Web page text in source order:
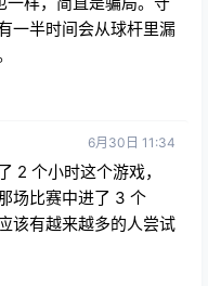
的胸口。总的来说，有
还可以做得更好。以
在地很容易，现在就有
6月18日 23:29
比赛场地会很大，感觉
我错了，场地和6v6一
样，简直是骗局。守